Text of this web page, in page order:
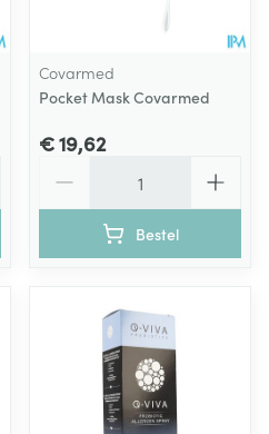
Covarmed
Pocket Mask Covarmed
€ 19,62
Bestel